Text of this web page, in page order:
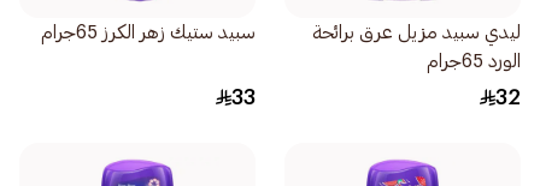
ليدي سبيد مزيل عرق برائحة
الورد 65جرام
32
سبيد ستيك زهر الكرز 65جرام
33